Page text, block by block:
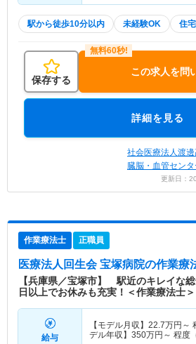
駅から徒歩10分以内 未経験OK 住
保存する
この求人を問
詳細を見る
社会医療法人渡
臓脳・血管セン
更新日：
作業療法士 正職員
医療法人回生会 宝塚病院の作業療
【兵庫県／宝塚市】 駅近のキレイな
日以上でお休みも充実！＜作業療法士＞
給与
【モデル月収】 22.7万円～
デル年収】 350万円～ 程度